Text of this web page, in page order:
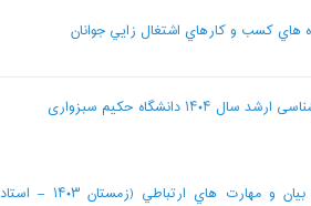
هاي کسب و کارهاي اشتغال زايي جوانان
دانشگاه حکیم سبزواری
برگزاري کارگاه آموزشي فن بيان و مهارت هاي ارتباطي (زمستان ۱۴۰۳ – استاد